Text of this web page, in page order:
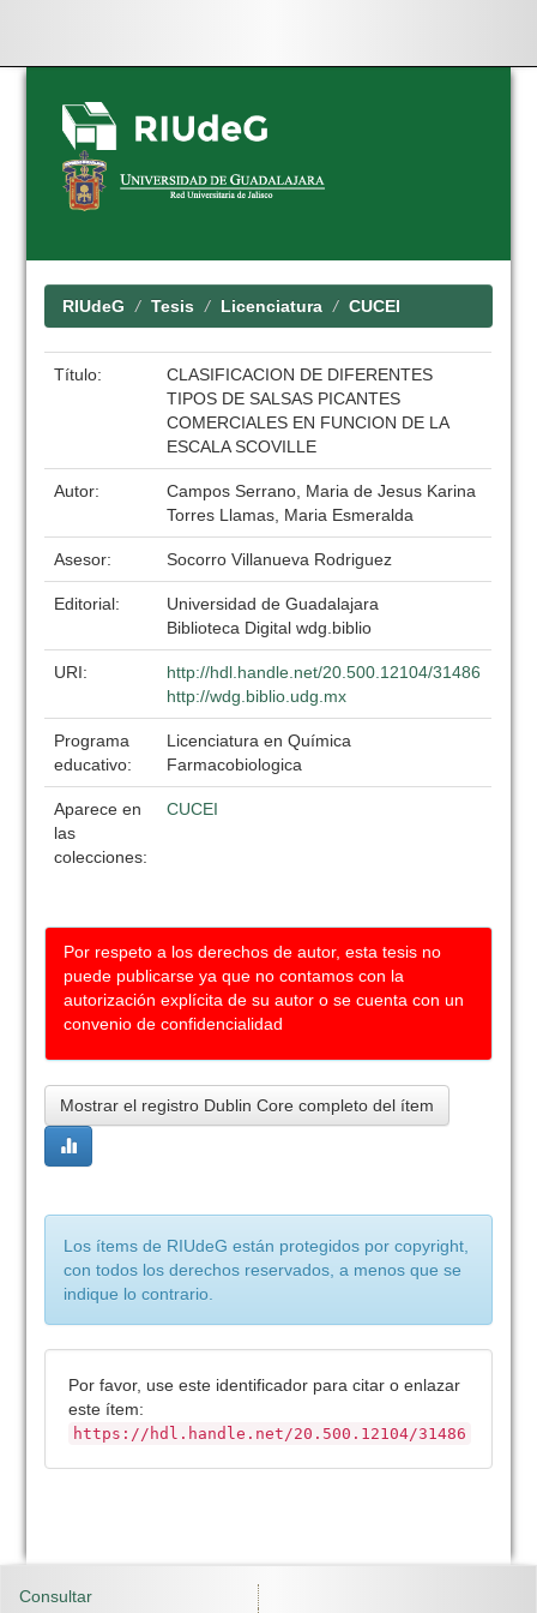
Skip
navigation
RIUdeG Tesis Licenciatura CUCEI
Título:
CLASIFICACION DE DIFERENTES
TIPOS DE SALSAS PICANTES
COMERCIALES EN FUNCION DE LA
ESCALA SCOVILLE
Autor:
Campos Serrano, Maria de Jesus Karina
Torres Llamas, Maria Esmeralda
Asesor: Socorro Villanueva Rodriguez
Editorial:
Universidad de Guadalajara
Biblioteca Digital wdg.biblio
URI:
http://hdl.handle.net/20.500.12104/31486
http://wdg.biblio.udg.mx
Programa
educativo:
Licenciatura en Química
Farmacobiologica
Aparece en
las
colecciones:
CUCEI
Por respeto a los derechos de autor, esta tesis no
puede publicarse ya que no contamos con la
autorización explícita de su autor o se cuenta con un
convenio de confidencialidad
Mostrar el registro Dublin Core completo del ítem
Los ítems de RIUdeG están protegidos por copyright,
con todos los derechos reservados, a menos que se
indique lo contrario.
Por favor, use este identificador para citar o enlazar
este ítem:
https://hdl.handle.net/20.500.12104/31486
Consultar